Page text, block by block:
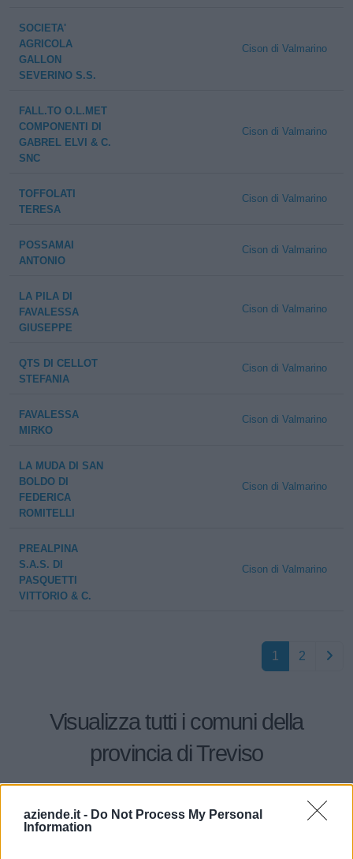
aziende.it - Do Not Process My Personal
Information
SOCIETA'
AGRICOLA
GALLON
SEVERINO S.S.
Cison di Valmarino
FALL.TO O.L.MET
COMPONENTI DI
GABREL ELVI & C.
SNC
Cison di Valmarino
TOFFOLATI
TERESA
Cison di Valmarino
POSSAMAI
ANTONIO
Cison di Valmarino
LA PILA DI
FAVALESSA
GIUSEPPE
Cison di Valmarino
QTS DI CELLOT
STEFANIA
Cison di Valmarino
FAVALESSA
MIRKO
Cison di Valmarino
LA MUDA DI SAN
BOLDO DI
FEDERICA
ROMITELLI
Cison di Valmarino
PREALPINA
S.A.S. DI
PASQUETTI
VITTORIO & C.
Cison di Valmarino
1 2
Visualizza tutti i comuni della
provincia di Treviso